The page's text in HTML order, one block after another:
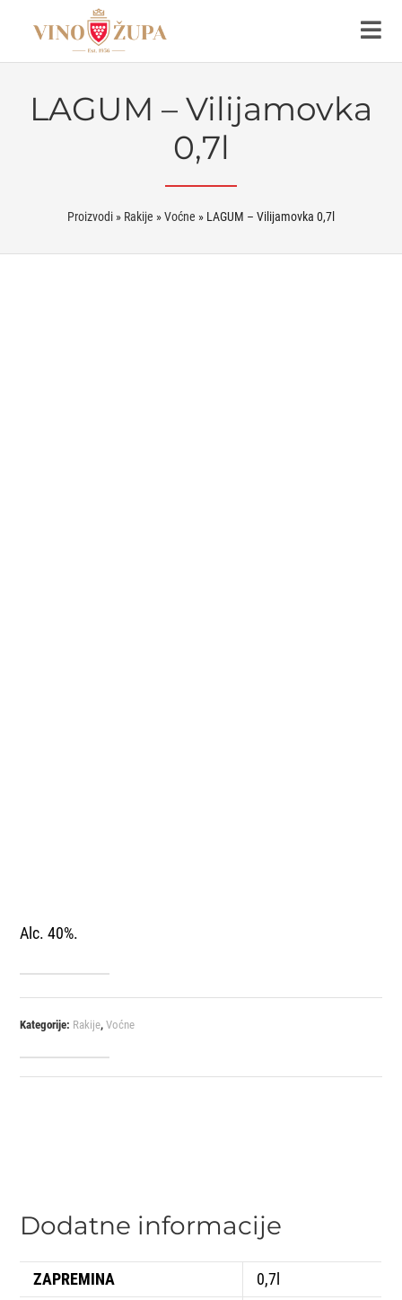
LAGUM – Vilijamovka
0,7l
Proizvodi » Rakije »Voćne » LAGUM – Vilijamovka 0,7l
Alc. 40%.
Kategorije: Rakije,Voćne
Dodatne informacije
ZAPREMINA
0,7l